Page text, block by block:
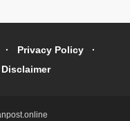
Privacy Policy
Disclaimer